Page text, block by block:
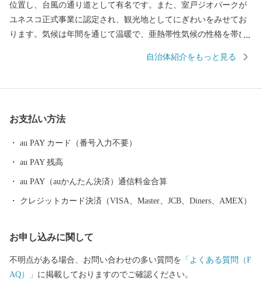
位置し、台風の通り道として有名です。また、室戸ジオパークが
ユネスコ正式事業に認定され、観光地としてにぎわいをみせてお
ります。気候は年間を通じて温暖で、亜熱帯性気候の性格を帯び
温多湿な特徴をみせビワをはじめ作物の栽培には絶好です。他に
自治体紹介をもっと見る
お支払い方法
au PAY カード（番号入力不要）
au PAY 残高
au PAY（auかんたん決済）通信料金合算
クレジットカード決済（VISA、Master、JCB、Diners、AMEX）
お申し込みに関して
不明点がある場合、お問い合わせの多い質問を 「よくある質問（F
AQ）」 に掲載しておりますのでご確認ください。